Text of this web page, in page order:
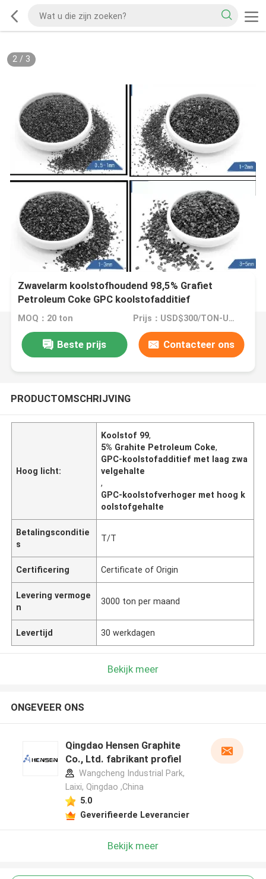
2/ 3
Zwavelarm koolstofhoudend 98,5% Grafiet
Petroleum Coke GPC koolstofadditief
MOQ：20 ton Prijs：USD$300/TON-USD$1000/TON
Beste prijs Contacteer ons
PRODUCTOMSCHRIJVING
Hoog licht:
Koolstof 99,
5% Grahite Petroleum Coke,
GPC-koolstofadditief met laag zwa
velgehalte
,
GPC-koolstofverhoger met hoog k
oolstofgehalte
Betalingsconditie
s
T/T
Certificering Certificate of Origin
Levering vermoge
n
3000 ton per maand
Levertijd 30 werkdagen
Bekijk meer
ONGEVEER ONS
Qingdao Hensen Graphite
Co., Ltd. fabrikant profiel
Wangcheng Industrial Park,
Laixi, Qingdao ,China
5.0
Geverifieerde Leverancier
Bekijk meer